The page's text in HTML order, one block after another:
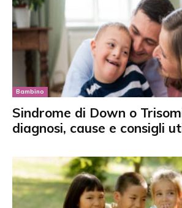
Bambino
Sindrome di Down o
diagnosi, cause e consigli